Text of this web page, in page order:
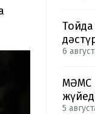
6
МӘМС
5